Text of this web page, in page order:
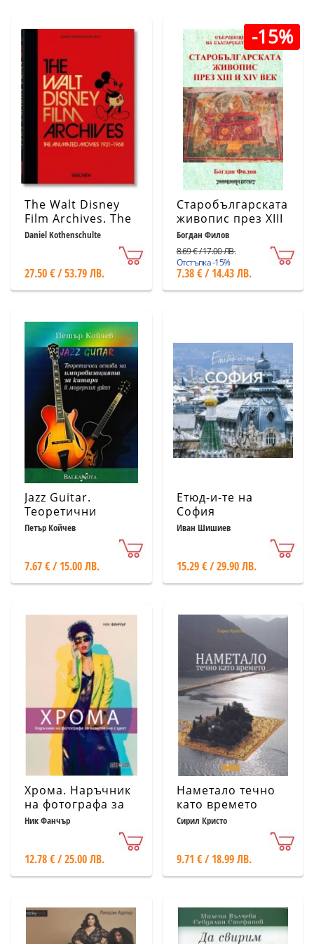
The Walt Disney
Film Archives. The
Animated Movies
Daniel Kothenschulte
27.50 € / 53.79 ЛВ.
-15%
Старобългарската
живопис през XIII
и XIV в.
Богдан Филов
8.69 € / 17.00 ЛВ.
Отстъпка -15%
7.38 € / 14.43 ЛВ.
Jazz Guitar.
Теоретични
основи на
импровизацията
модерния джаз
Петър Койчев
7.67 € / 15.00 ЛВ.
Етюд-и-те на
София
(лимитирано
Иван Шишиев
15.29 € / 29.90 ЛВ.
Хрома. Наръчник
на фотографа за
осветяване с цвят
Ник Фанчър
12.78 € / 25.00 ЛВ.
Наметало течно
като времето
Сирил Кристо
9.71 € / 18.99 ЛВ.